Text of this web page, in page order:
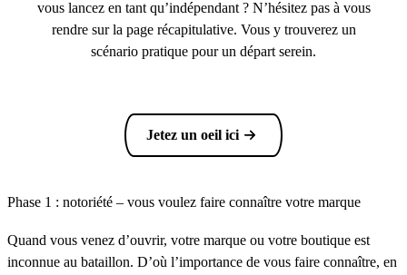
vous lancez en tant qu’indépendant ? N’hésitez pas à vous
rendre sur la page récapitulative. Vous y trouverez un
scénario pratique pour un départ serein.
Jetez un oeil ici
Phase 1 : notoriété – vous voulez faire connaître votre marque
Quand vous venez d’ouvrir, votre marque ou votre boutique est
inconnue au bataillon. D’où l’importance de vous faire connaître, en